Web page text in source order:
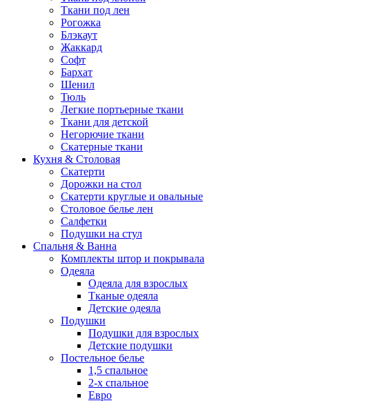
Ткани под лен
Рогожка
Блэкаут
Жаккард
Софт
Бархат
Шенил
Тюль
Легкие портьерные ткани
Ткани для детской
Негорючие ткани
Скатерные ткани
Кухня & Столовая
Скатерти
Дорожки на стол
Скатерти круглые и овальные
Столовое белье лен
Салфетки
Подушки на стул
Спальня & Ванна
Комплекты штор и покрывала
Одеяла
Одеяла для взрослых
Тканые одеяла
Детские одеяла
Подушки
Подушки для взрослых
Детские подушки
Постельное белье
1,5 спальное
2-х спальное
Евро